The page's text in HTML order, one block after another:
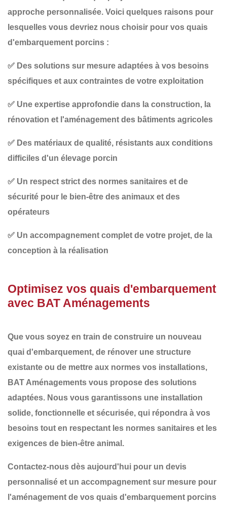
approche personnalisée. Voici quelques raisons pour
lesquelles vous devriez nous choisir pour vos quais
d'embarquement porcins :
✅ Des solutions sur mesure adaptées à vos besoins
spécifiques et aux contraintes de votre exploitation
✅ Une expertise approfondie dans la construction, la
rénovation et l'aménagement des bâtiments agricoles
✅ Des matériaux de qualité, résistants aux conditions
difficiles d'un élevage porcin
✅ Un respect strict des normes sanitaires et de
sécurité pour le bien-être des animaux et des
opérateurs
✅ Un accompagnement complet de votre projet, de la
conception à la réalisation
Optimisez vos quais d'embarquement
avec BAT Aménagements
Que vous soyez en train de construire un nouveau
quai d'embarquement, de rénover une structure
existante ou de mettre aux normes vos installations,
BAT Aménagements vous propose des solutions
adaptées. Nous vous garantissons une installation
solide, fonctionnelle et sécurisée, qui répondra à vos
besoins tout en respectant les normes sanitaires et les
exigences de bien-être animal.
Contactez-nous dès aujourd'hui pour un devis
personnalisé et un accompagnement sur mesure pour
l'aménagement de vos quais d'embarquement porcins